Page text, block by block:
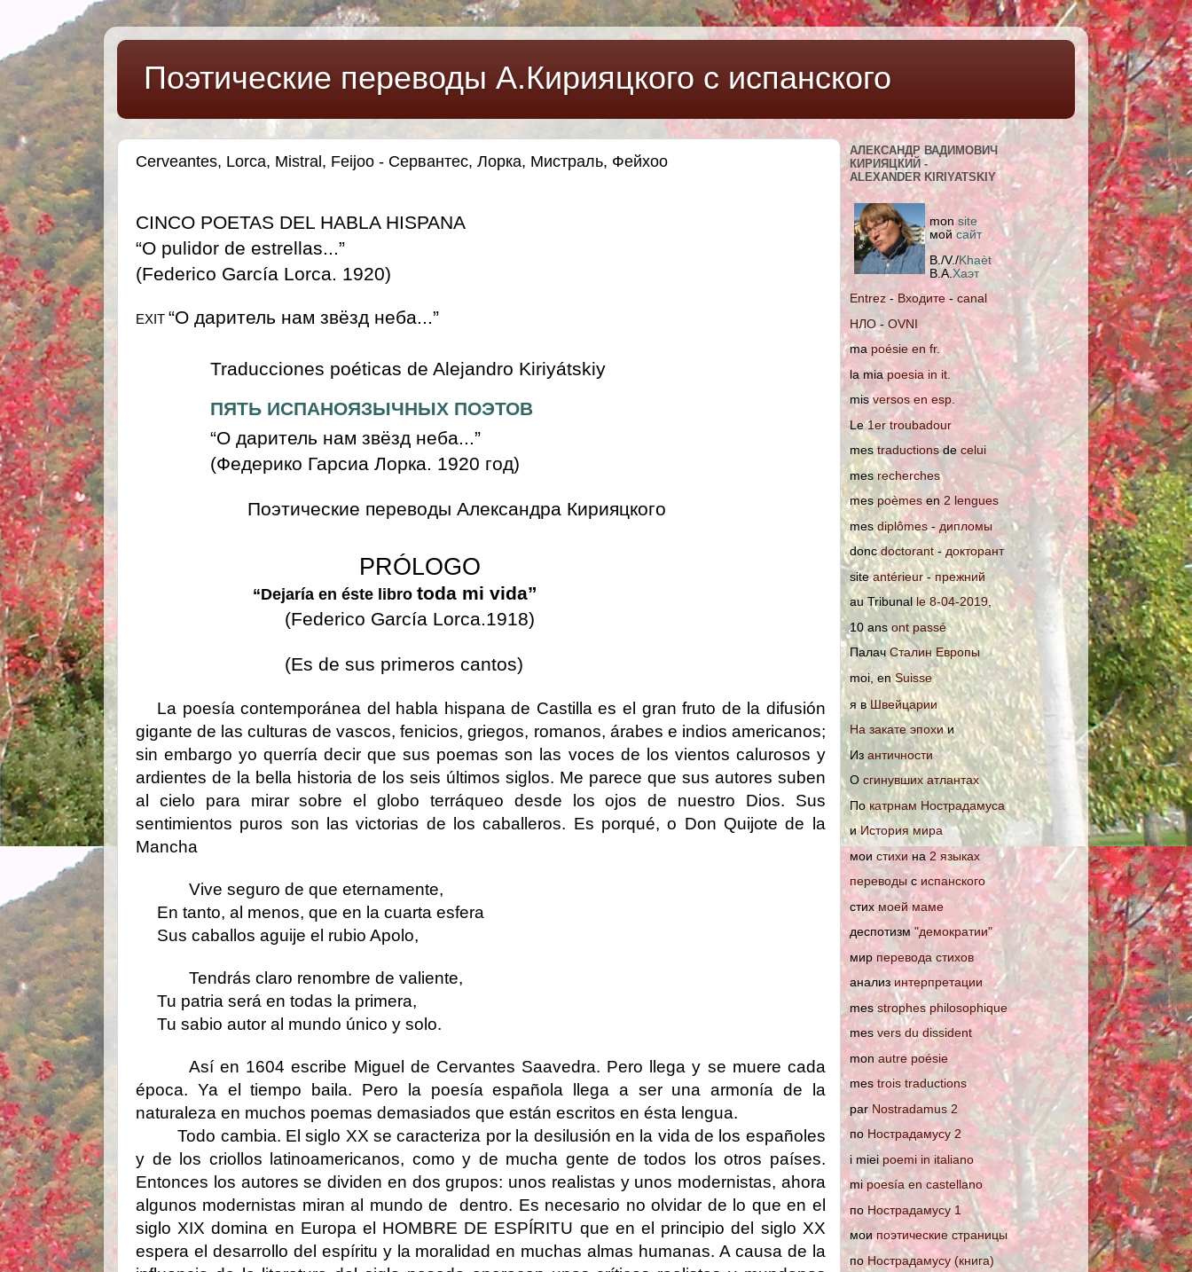
Поэтические переводы А.Кирияцкого с испанского
Cerveantes, Lorca, Mistral, Feijoo - Сервантес, Лорка, Мистраль, Фейхоо
CINCO POETAS DEL HABLA HISPANA
“O pulidor de estrellas...”
(Federico García Lorca. 1920)
EXIT “О даритель нам звёзд неба...”
Traducciones poéticas de Alejandro Kiriyátskiy
ПЯТЬ ИСПАНОЯЗЫЧНЫХ ПОЭТОВ
“О даритель нам звёзд неба...”
(Федерико Гарсиа Лорка. 1920 год)
Поэтические переводы Александра Кирияцкого
PRÓLOGO
“Dejaría en éste libro toda mi vida”
(Federico García Lorca.1918)
(Es de sus primeros cantos)
La poesía contemporánea del habla hispana de Castilla es el gran fruto de la difusión
gigante de las culturas de vascos, fenicios, griegos, romanos, árabes e indios americanos;
sin embargo yo querría decir que sus poemas son las voces de los vientos calurosos y
ardientes de la bella historia de los seis últimos siglos. Me parece que sus autores suben
al cielo para mirar sobre el globo terráqueo desde los ojos de nuestro Dios. Sus
sentimientos puros son las victorias de los caballeros. Es porqué, o Don Quijote de
la
Mancha
Vive seguro de que eternamente,
En tanto, al menos, que en la cuarta esfera
Sus caballos aguije el rubio Apolo,
Tendrás claro renombre de valiente,
Tu patria será en todas la primera,
Tu sabio autor al mundo único y solo.
Así en 1604 escribe Miguel de Cervantes Saavedra. Pero llega y se muere cada
época. Ya el tiempo baila. Pero la poesía española llega a ser una armonía de la
naturaleza en muchos poemas demasiados que están escritos en ésta lengua.
Todo cambia. El siglo XX se caracteriza por la desilusión en la vida de los españoles
y de los criollos latinoamericanos, como y de mucha gente de todos los otros países.
Entonces los autores se dividen en dos grupos: unos realistas y unos modernistas, ahora
algunos modernistas miran al mundo de dentro. Es necesario no olvidar de lo que en el
siglo XIX domina en Europa el HOMBRE DE ESPÍRITU que en el principio del siglo XX
espera el desarrollo del espíritu y la moralidad en muchas almas humanas. A causa de la
АЛЕКСАНДР ВАДИМОВИЧ
КИРИЯЦКИЙ -
ALEXANDER KIRIYATSKIY
monsite
мoйсайт
B./V./Khaèt
В.А. Хаэт
Entrez - Входите - canal
НЛО - OVNI
ma poésie en fr.
la miapoesia in it.
misversos en esp.
Le1er troubadour
mes traductionsde celui
mes recherches
mes poèmesen 2 lengues
mesdiplômes - дипломы
doncdoctorant-докторант
siteantérieur- прежний
au Tribunal
le 8-04-2019,
10 ansont passé
Палач Сталин Европы
moi, en Suisse
я в Швейцарии
На закате эпохии
Из античности
О сгинувших атлантах
Покатрнам Нострадамуса
иИстория мира
мои стихи на 2 языках
переводы с испанского
стих моей маме
деспотизм "демократии"
мир перевода стихов
анализ интерпретации
messtrophes philosophique
mes vers du dissident
mon autre poésie
mes trois traductions
par Nostradamus 2
по Нострадамусу 2
i mieipoemi in italiano
mipoesía en castellano
по Нострадамусу 1
моипоэтические страницы
по Нострадамусу (книга)